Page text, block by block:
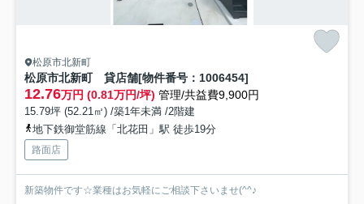
松原市北新町
松原市北新町 貸店舗[物件番号：1006454]
12.76万円 (0.81万円/坪) 管理/共益費9,900円
15.79坪 (52.21㎡) /築1年未満 /2階建
地下鉄御堂筋線「北花田」駅 徒歩19分
路面店
新築物件です☆業種はお気軽にご相談下さいませ(^^♪